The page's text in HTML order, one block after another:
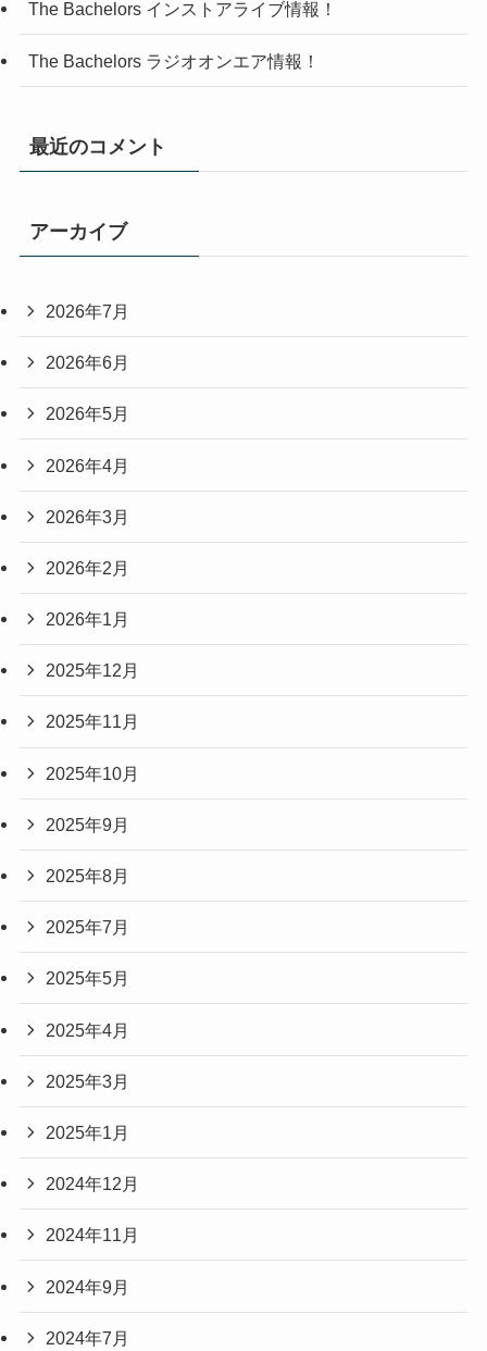
The Bachelors インストアライブ情報！
The Bachelors ラジオオンエア情報！
最近のコメント
アーカイブ
2026年7月
2026年6月
2026年5月
2026年4月
2026年3月
2026年2月
2026年1月
2025年12月
2025年11月
2025年10月
2025年9月
2025年8月
2025年7月
2025年5月
2025年4月
2025年3月
2025年1月
2024年12月
2024年11月
2024年9月
2024年7月